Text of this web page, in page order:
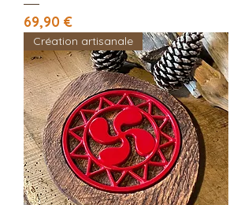
Prix
69,90 €
Création artisanale